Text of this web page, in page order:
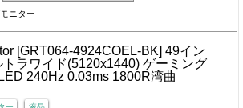
ニター